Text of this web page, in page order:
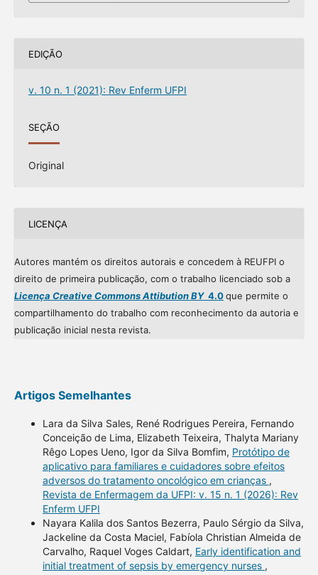
EDIÇÃO
v. 10 n. 1 (2021): Rev Enferm UFPI
SEÇÃO
Original
LICENÇA
Autores mantém os direitos autorais e concedem à REUFPI o
direito de primeira publicação, com o trabalho licenciado sob a
Licença Creative Commons Attibution BY4.0que permite o
compartilhamento do trabalho com reconhecimento da autoria e
publicação inicial nesta revista.
Artigos Semelhantes
Lara da Silva Sales, René Rodrigues Pereira, Fernando
Conceição de Lima, Elizabeth Teixeira, Thalyta Mariany
Rêgo Lopes Ueno, Igor da Silva Bomfim, Protótipo de
aplicativo para familiares e cuidadores sobre efeitos
adversos do tratamento oncológico em crianças ,
Revista de Enfermagem da UFPI: v. 15 n. 1 (2026): Rev
Enferm UFPI
Nayara Kalila dos Santos Bezerra, Paulo Sérgio da Silva,
Jackeline da Costa Maciel, Fabíola Christian Almeida de
Carvalho, Raquel Voges Caldart, Early identification and
initial treatment of sepsis by emergency nurses ,